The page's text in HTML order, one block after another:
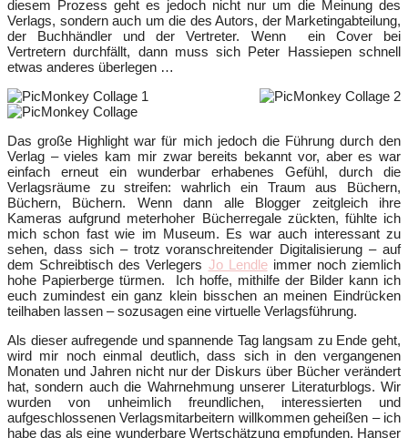
diesem Prozess geht es jedoch nicht nur um die Meinung des
Verlags, sondern auch um die des Autors, der Marketingabteilung,
der Buchhändler und der Vertreter. Wenn ein Cover bei
Vertretern durchfällt, dann muss sich Peter Hassiepen schnell
etwas anderes überlegen …
Das große Highlight war für mich jedoch die Führung durch den
Verlag – vieles kam mir zwar bereits bekannt vor, aber es war
einfach erneut ein wunderbar erhabenes Gefühl, durch die
Verlagsräume zu streifen: wahrlich ein Traum aus Büchern,
Büchern, Büchern. Wenn dann alle Blogger zeitgleich ihre
Kameras aufgrund meterhoher Bücherregale zückten, fühlte ich
mich schon fast wie im Museum. Es war auch interessant zu
sehen, dass sich – trotz voranschreitender Digitalisierung – auf
dem Schreibtisch des Verlegers Jo Lendleimmer noch ziemlich
hohe Papierberge türmen. Ich hoffe, mithilfe der Bilder kann ich
euch zumindest ein ganz klein bisschen an meinen Eindrücken
teilhaben lassen – sozusagen eine virtuelle Verlagsführung.
Als dieser aufregende und spannende Tag langsam zu Ende geht,
wird mir noch einmal deutlich, dass sich in den vergangenen
Monaten und Jahren nicht nur der Diskurs über Bücher verändert
hat, sondern auch die Wahrnehmung unserer Literaturblogs. Wir
wurden von unheimlich freundlichen, interessierten und
aufgeschlossenen Verlagsmitarbeitern willkommen geheißen – ich
habe das als eine wunderbare Wertschätzung empfunden. Hanser